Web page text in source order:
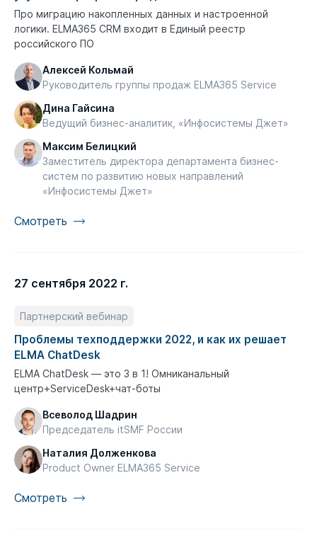
Про миграцию накопленных данных и настроенной
логики. ELMA365 CRM входит в Единый реестр
российского ПО
Алексей Кольмай
Руководитель группы продаж ELMA365 Service
Дина Гайсина
Ведущий бизнес-аналитик, «Инфосистемы Джет»
Максим Белицкий
Заместитель директора департамента бизнес-
систем по развитию новых направлений
«Инфосистемы Джет»
Смотреть
27 сентября 2022 г.
Партнерский вебинар
Проблемы техподдержки 2022, и как их решает
ELMA ChatDesk
ELMA ChatDesk — это 3 в 1! Омниканальный
центр+ServiceDesk+чат-боты
Всеволод Шадрин
Председатель itSMF России
Наталия Долженкова
Product Owner ELMA365 Service
Смотреть